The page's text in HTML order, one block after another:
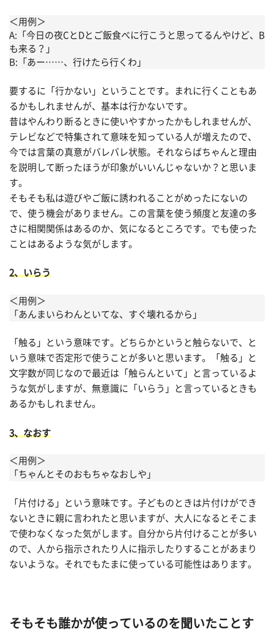
＜用例＞
A:「今日の夜CとDとご飯食べに行こうと思ってるんやけど、B
も来る？」
B:「あー……、行けたら行くわ」
要するに「行かない」ということです。まれに行くこともあ
るかもしれませんが、基本は行かないです。
昔はやんわり断るときに使いやすかったかもしれませんが、
テレビなどで特集されて意味を知っている人が増えたので、
今では言葉の真意がバレバレ状態。それならばちゃんと理由
を説明して断ったほうが印象がいいんじゃないか？と思いま
す。
そもそも私は遊びやご飯に誘われることがめったにないの
で、使う機会がありません。この言葉を使う頻度と友達の多
さに相関関係はあるのか、気になるところです。でも使った
ことはあるような気がします。
2、いらう
＜用例＞
「あんまいらわんといてな、すぐ壊れるから」
「触る」という意味です。どちらかというと触らないで、と
いう意味で否定形で使うことが多いと思います。「触る」と
文字数が同じなので最近は「触らんといて」と言っているよ
うな気がしますが、無意識に「いらう」と言っているときも
あるかもしれません。
3、なおす
＜用例＞
「ちゃんとそのおもちゃなおしや」
「片付ける」という意味です。子どものときは片付けができ
ないときに親に言われたと思いますが、大人になるとそこま
で使わなくなった気がします。自分から片付けることが多い
ので、人から指示されたり人に指示したりすることがあまり
ないような。それでもたまに使っている可能性はあります。
そもそも誰かが使っているのを聞いたことす